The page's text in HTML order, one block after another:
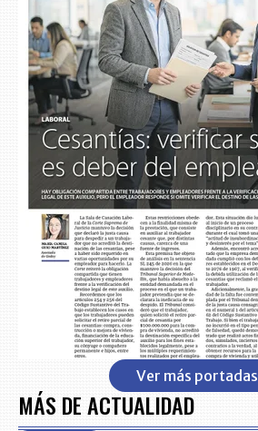
Ver más portadas
MÁS DE ACTUALIDAD